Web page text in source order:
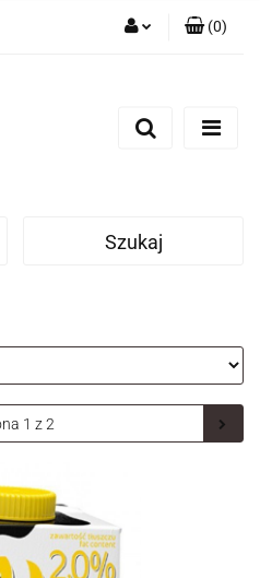
Zarejestruj się
(0)
Szukaj